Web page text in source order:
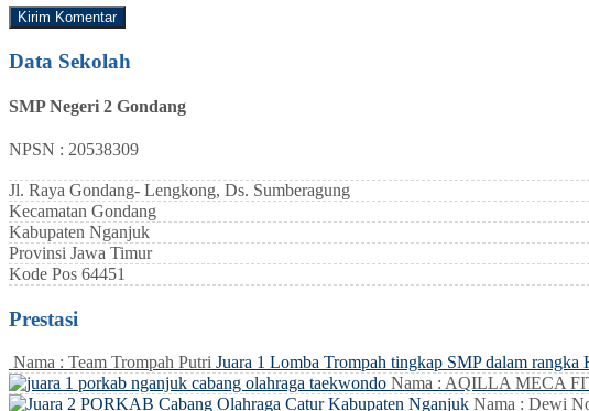
Data Sekolah
SMP Negeri 2 Gondang
NPSN : 20538309
Jl. Raya Gondang- Lengkong, Ds. Sumberagung
Kecamatan Gondang
Kabupaten Nganjuk
Provinsi Jawa Timur
Kode Pos 64451
Prestasi
Nama : Team Trompah Putri Juara 1 Lomba Trompah tingkap SMP dalam
Nama : AQILLA MECA
Nama : Dewi